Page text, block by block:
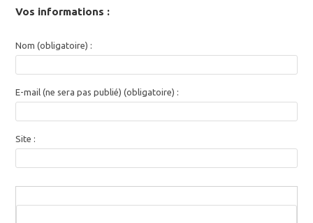
Vos informations :
Nom (obligatoire) :
E-mail (ne sera pas publié) (obligatoire) :
Site :